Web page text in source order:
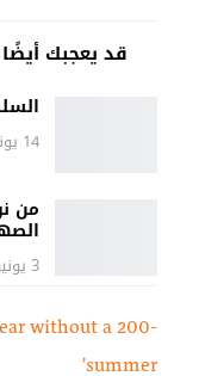
قد يعجبك أيضًا
14 يونيو 2026
من
3 يونيو 2026
without a
summer’